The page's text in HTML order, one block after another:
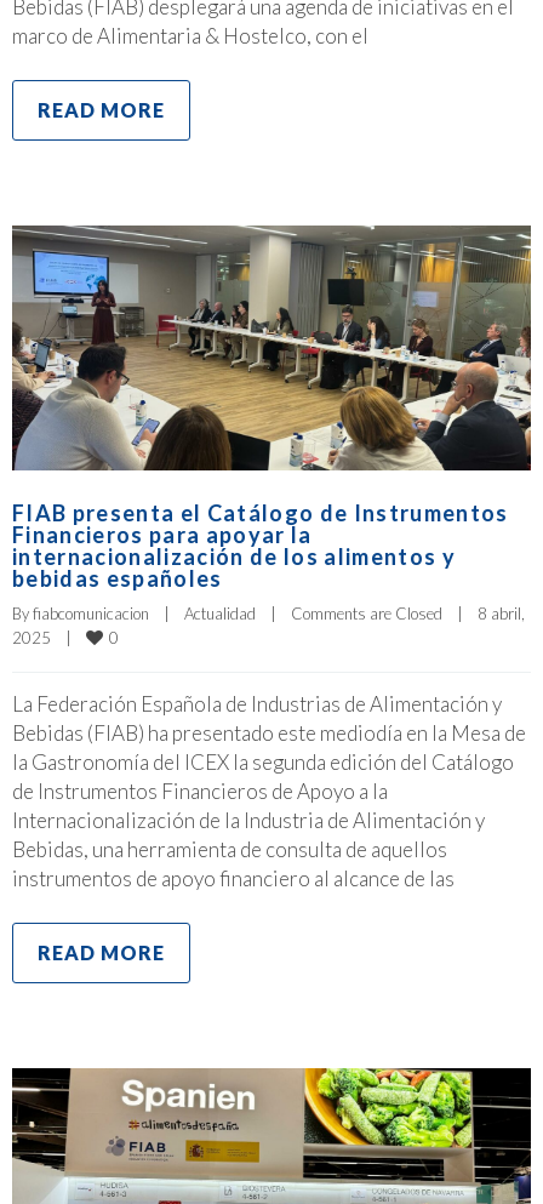
Bebidas (FIAB) desplegará una agenda de iniciativas en el
marco de Alimentaria & Hostelco, con el
READ MORE
FIAB presenta el Catálogo de Instrumentos
Financieros para apoyar la
internacionalización de los alimentos y
bebidas españoles
By fiabcomunicacion | Actualidad | Comments are Closed |
8 abril,
2025
| 0
La Federación Española de Industrias de Alimentación y
Bebidas (FIAB) ha presentado este mediodía en la Mesa de
la Gastronomía del ICEX la segunda edición del Catálogo
de Instrumentos Financieros de Apoyo a la
Internacionalización de la Industria de Alimentación y
Bebidas, una herramienta de consulta de aquellos
instrumentos de apoyo financiero al alcance de las
READ MORE